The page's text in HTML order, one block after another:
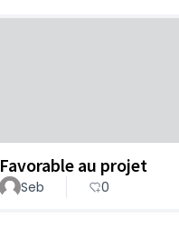
Favorable au projet
Seb 0